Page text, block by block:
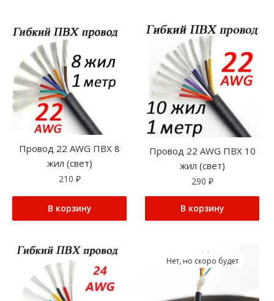
Провод 22 AWG ПВХ 8
жил (свет)
210 ₽
В корзину
Провод 22 AWG ПВХ 10
жил (свет)
290 ₽
В корзину
Нет, но скоро будет